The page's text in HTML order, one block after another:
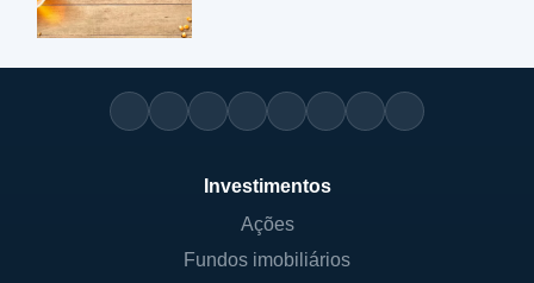
Investimentos
Ações
Fundos imobiliários